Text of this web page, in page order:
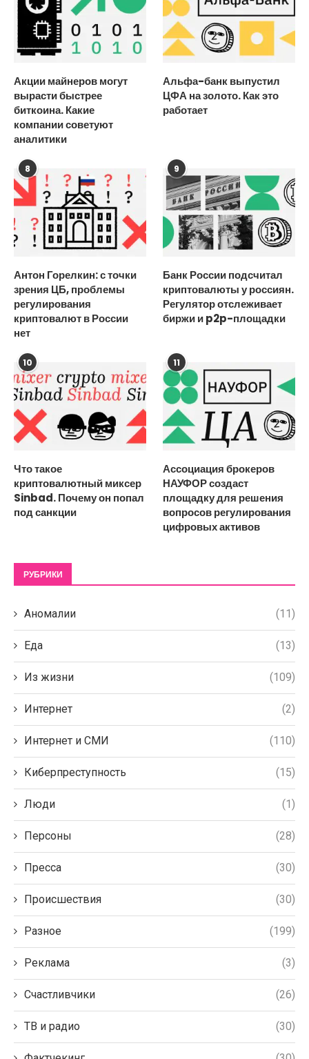
Акции майнеров могут
вырасти быстрее
биткоина. Какие
компании советуют
аналитики
Альфа-банк выпустил
ЦФА на золото. Как это
работает
8
Антон Горелкин: с точки
зрения ЦБ, проблемы
регулирования
криптовалют в России
нет
9
Банк России подсчитал
криптовалюты у россиян.
Регулятор отслеживает
биржи и p2p-площадки
10
Что такое
криптовалютный миксер
Sinbad. Почему он попал
под санкции
11
Ассоциация брокеров
НАУФОР создаст
площадку для решения
вопросов регулирования
цифровых активов
РУБРИКИ
Аномалии (11)
Еда (13)
Из жизни (109)
Интернет (2)
Интернет и СМИ (110)
Киберпреступность (15)
Люди (1)
Персоны (28)
Пресса (30)
Происшествия (30)
Разное (199)
Реклама (3)
Счастливчики (26)
ТВ и радио (30)